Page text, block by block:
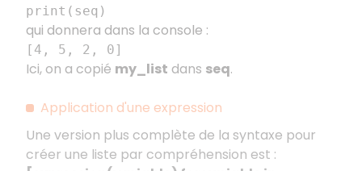
print(seq)
qui donnera dans la console :
[4, 5, 2, 0]
Ici, on a copié my_list dans seq.
Application d'une expression
Une version plus complète de la syntaxe pour
créer une liste par compréhension est :